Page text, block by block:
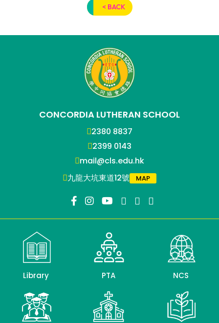
< BACK
CONCORDIA LUTHERAN SCHOOL
2380 8837
2399 0143
mail@cls.edu.hk
九龍大坑東道12號
MAP
Library PTA NCS